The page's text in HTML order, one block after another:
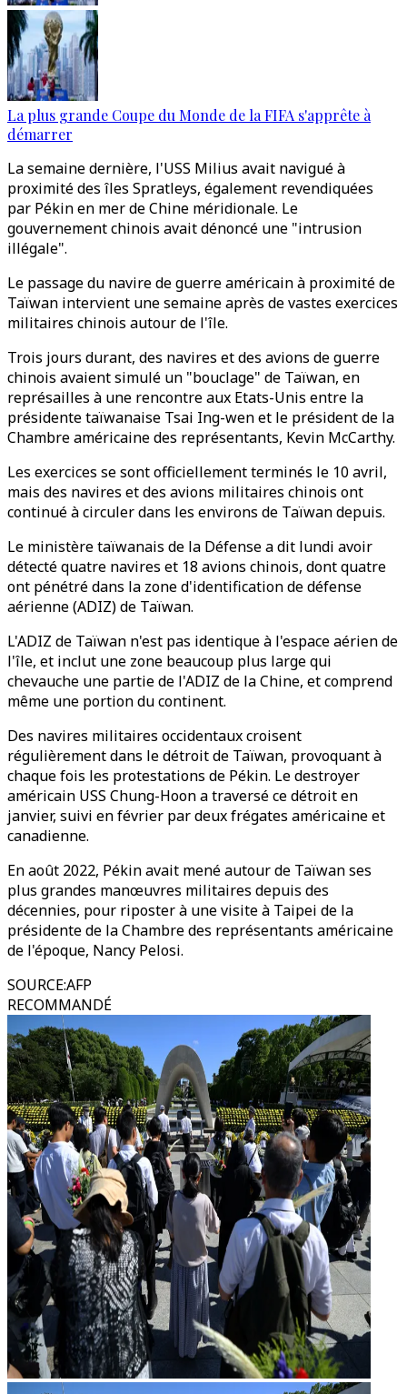
La plus grande Coupe du Monde de la FIFA s'apprête à
démarrer
La semaine dernière, l'USS Milius avait navigué à
proximité des îles Spratleys, également revendiquées
par Pékin en mer de Chine méridionale. Le
gouvernement chinois avait dénoncé une "intrusion
illégale".
Le passage du navire de guerre américain à proximité de
Taïwan intervient une semaine après de vastes exercices
militaires chinois autour de l'île.
Trois jours durant, des navires et des avions de guerre
chinois avaient simulé un "bouclage" de Taïwan, en
représailles à une rencontre aux Etats-Unis entre la
présidente taïwanaise Tsai Ing-wen et le président de la
Chambre américaine des représentants, Kevin McCarthy.
Les exercices se sont officiellement terminés le 10 avril,
mais des navires et des avions militaires chinois ont
continué à circuler dans les environs de Taïwan depuis.
Le ministère taïwanais de la Défense a dit lundi avoir
détecté quatre navires et 18 avions chinois, dont quatre
ont pénétré dans la zone d'identification de défense
aérienne (ADIZ) de Taïwan.
L'ADIZ de Taïwan n'est pas identique à l'espace aérien de
l'île, et inclut une zone beaucoup plus large qui
chevauche une partie de l'ADIZ de la Chine, et comprend
même une portion du continent.
Des navires militaires occidentaux croisent
régulièrement dans le détroit de Taïwan, provoquant à
chaque fois les protestations de Pékin. Le destroyer
américain USS Chung-Hoon a traversé ce détroit en
janvier, suivi en février par deux frégates américaine et
canadienne.
En août 2022, Pékin avait mené autour de Taïwan ses
plus grandes manœuvres militaires depuis des
décennies, pour riposter à une visite à Taipei de la
présidente de la Chambre des représentants américaine
de l'époque, Nancy Pelosi.
SOURCE:AFP
RECOMMANDÉ